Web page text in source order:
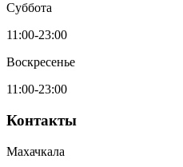
Суббота
11:00-23:00
Воскресенье
11:00-23:00
Контакты
Махачкала